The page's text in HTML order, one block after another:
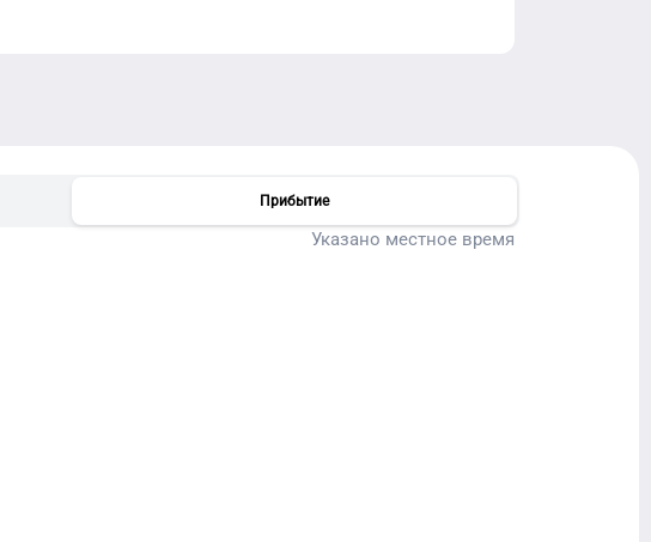
Прибытие
Указано местное время